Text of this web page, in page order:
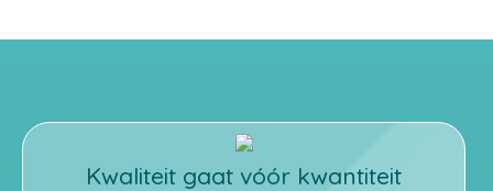
Kwaliteit gaat vóór kwantiteit